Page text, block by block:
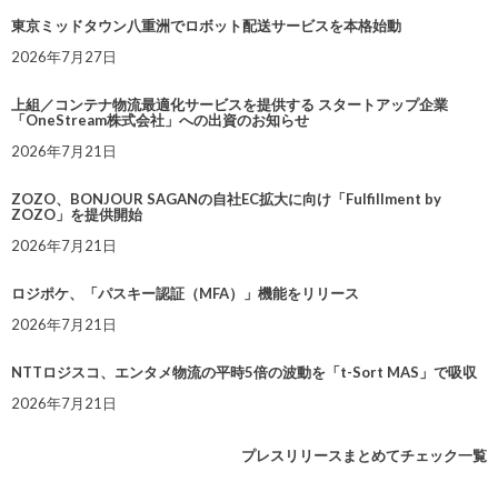
東京ミッドタウン八重洲でロボット配送サービスを本格始動
2026年7月27日
上組／コンテナ物流最適化サービスを提供する スタートアップ企業
「OneStream株式会社」への出資のお知らせ
2026年7月21日
ZOZO、BONJOUR SAGANの自社EC拡大に向け「Fulfillment by
ZOZO」を提供開始
2026年7月21日
ロジポケ、「パスキー認証（MFA）」機能をリリース
2026年7月21日
NTTロジスコ、エンタメ物流の平時5倍の波動を「t-Sort MAS」で吸収
2026年7月21日
プレスリリースまとめてチェック一覧